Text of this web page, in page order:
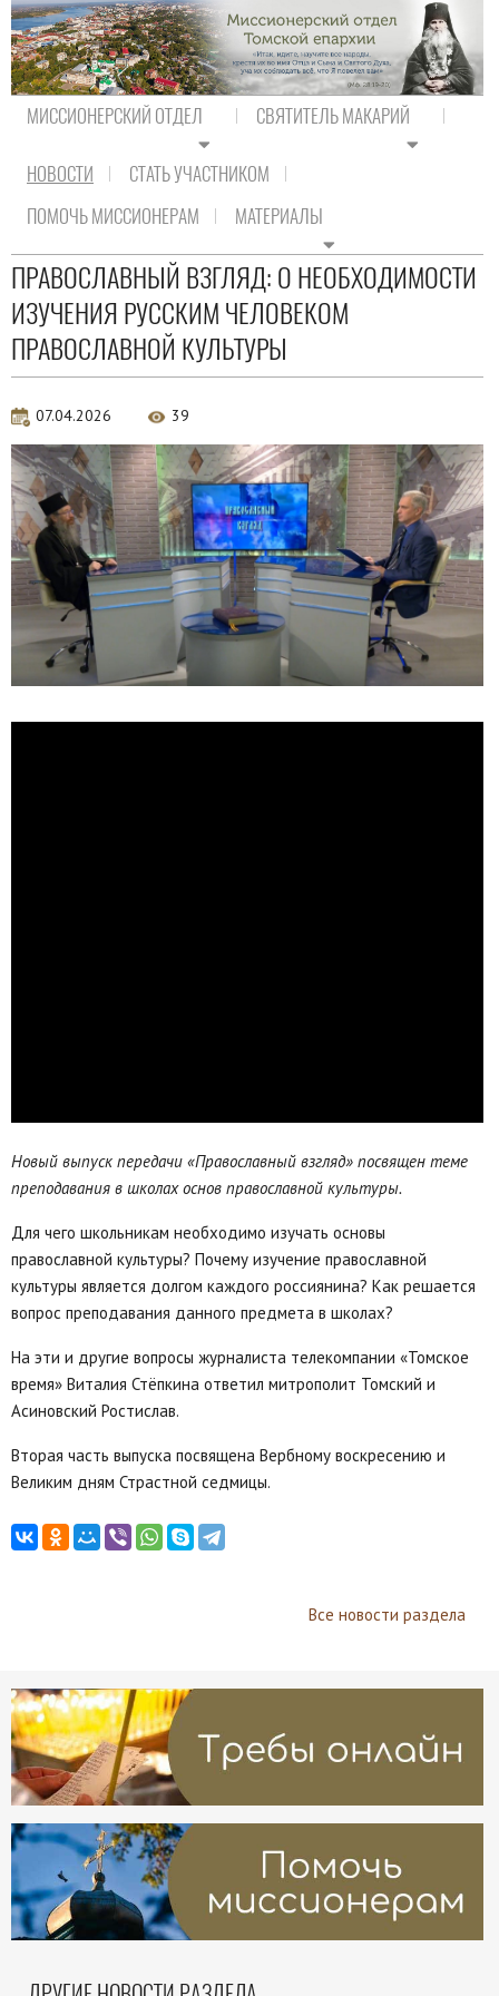
МИССИОНЕРСКИЙ ОТДЕЛ СВЯТИТЕЛЬ МАКАРИЙ
НОВОСТИ
СТАТЬ УЧАСТНИКОМ
ПОМОЧЬ МИССИОНЕРАМ
МАТЕРИАЛЫ
Новости епархии
ПРАВОСЛАВНЫЙ ВЗГЛЯД: О НЕОБХОДИМОСТИ
ИЗУЧЕНИЯ РУССКИМ ЧЕЛОВЕКОМ
ПРАВОСЛАВНОЙ КУЛЬТУРЫ
07.04.2026 39
Новый выпуск передачи «Православный взгляд» посвящен теме
преподавания в школах основ православной культуры.
Для чего школьникам необходимо изучать основы
православной культуры? Почему изучение православной
культуры является долгом каждого россиянина? Как решается
вопрос преподавания данного предмета в школах?
На эти и другие вопросы журналиста телекомпании «Томское
время» Виталия Стёпкина ответил митрополит Томский и
Асиновский Ростислав.
Вторая часть выпуска посвящена Вербному воскресению и
Великим дням Страстной седмицы.
Все новости раздела